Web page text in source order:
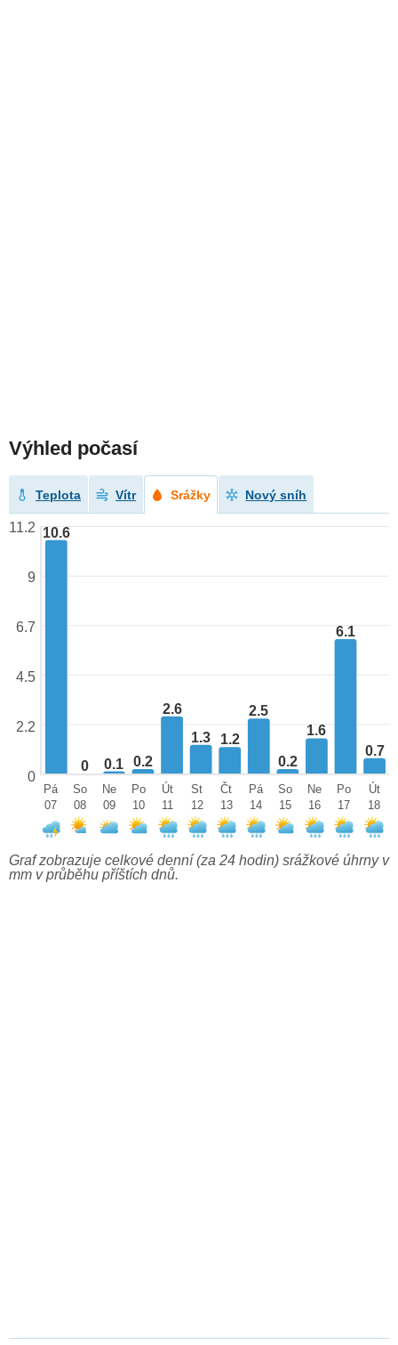
Výhled počasí
Teplota Vítr Srážky Nový sníh
10.6
0 0.1 0.2
2.6
1.3
1.2
2.5
0.2
1.6
6.1
0.7
11.2
9
6.7
4.5
2.2
0
Pá
07
So
08
Ne
09
Po
10
Út
11
St
12
Čt
13
Pá
14
So
15
Ne
16
Po
17
Út
18
Graf zobrazuje celkové denní (za 24 hodin) srážkové úhrny v
mm v průběhu příštích dnů.